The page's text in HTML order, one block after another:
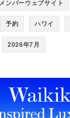
メンバーウェブサイト
予約 ハワイ
2026年7月